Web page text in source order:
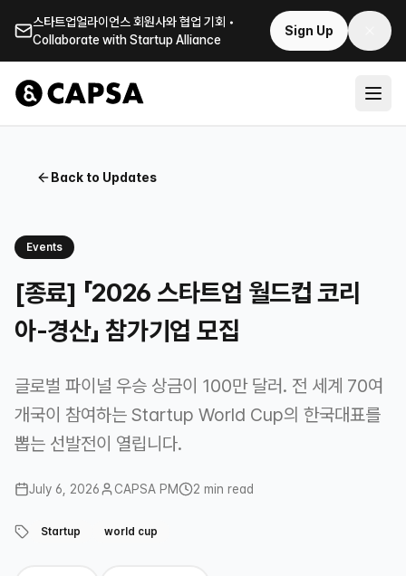
스타트업얼라이언스 회원사와 협업 기회 •
Collaborate with Startup Alliance
Sign Up
Back to Updates
Events
[종료] 「2026 스타트업 월드컵 코리
아-경산」 참가기업 모집
글로벌 파이널 우승 상금이 100만 달러. 전 세계 70여
개국이 참여하는 Startup World Cup의 한국대표를
뽑는 선발전이 열립니다.
July 6, 2026 CAPSA PM 2 min read
Startup world cup